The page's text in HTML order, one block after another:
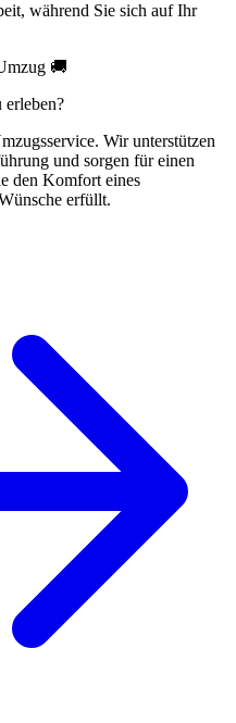
während Sie sich auf Ihr
🚚
erleben?
Wir unterstützen
und sorgen für einen
den Komfort eines
erfüllt.